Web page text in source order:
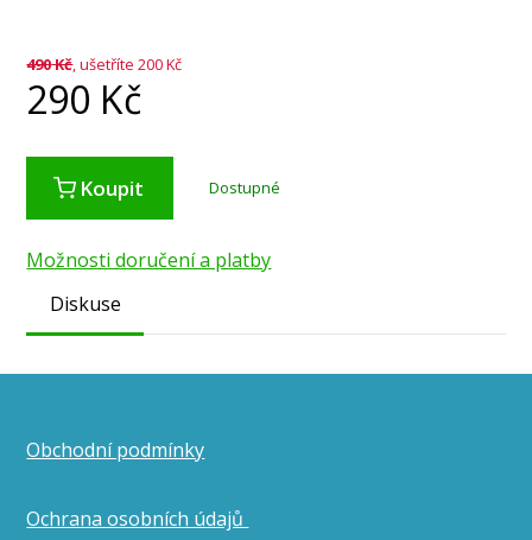
490Kč, ušetříte 200 Kč
290 Kč
Koupit Dostupné
Možnosti doručení a platby
Diskuse
Obchodní podmínky
Ochrana osobních údajů